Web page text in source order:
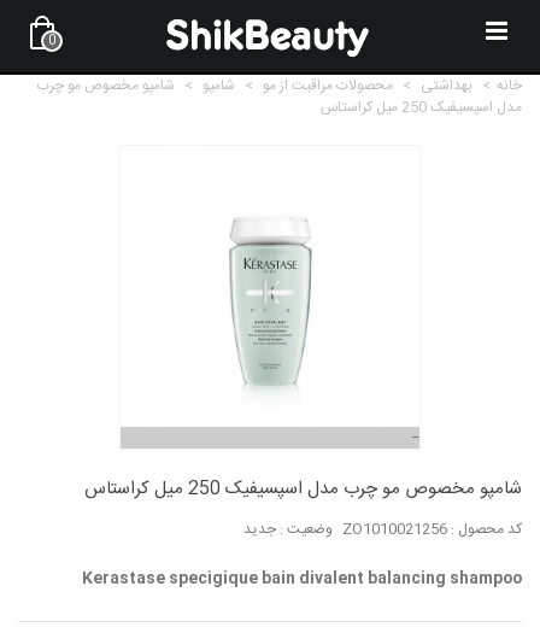
0
خانه > بهداشتی > محصولات مراقبت از مو > شامپو > شامپو مخصوص مو چرب
مدل اسپسیفیک 250 میل کراستاس
شامپو مخصوص مو چرب مدل اسپسیفیک 250 میل کراستاس
کد محصول : ZO1010021256 وضعیت : جدید
Kerastase specigique bain divalent balancing shampoo